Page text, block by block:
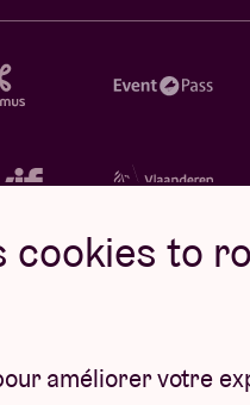
cookies to
améliorer votre